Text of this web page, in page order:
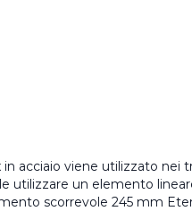
acciaio viene utilizzato nei
utilizzare un elemento
scorrevole 245 mm